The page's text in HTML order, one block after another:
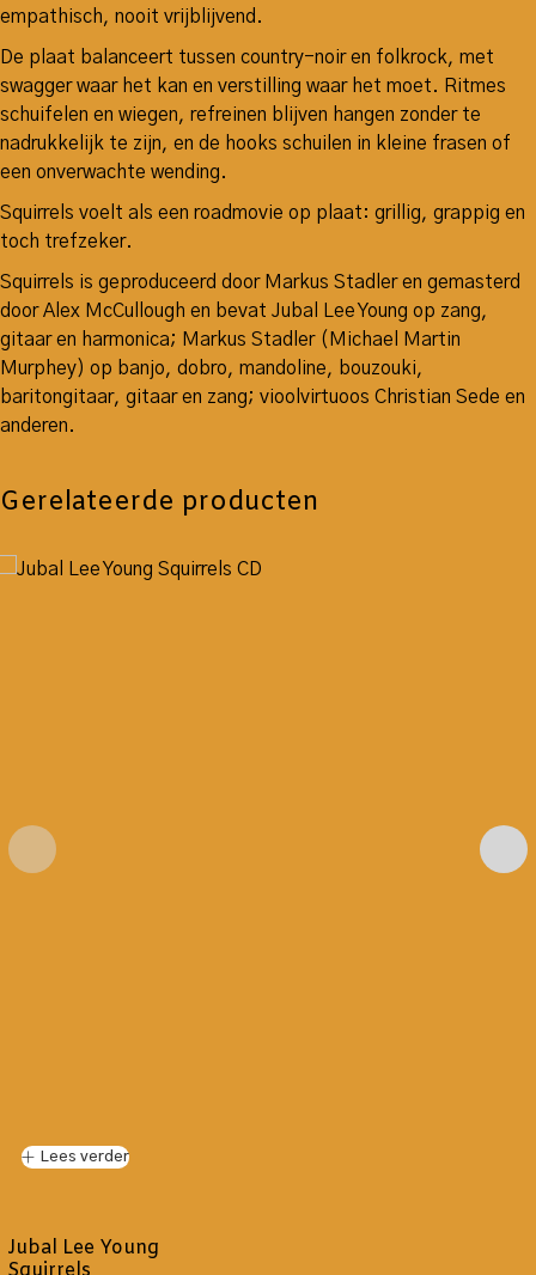
empathisch, nooit vrijblijvend.
De plaat balanceert tussen country-noir en folkrock, met
swagger waar het kan en verstilling waar het moet. Ritmes
schuifelen en wiegen, refreinen blijven hangen zonder te
nadrukkelijk te zijn, en de hooks schuilen in kleine frasen of
een onverwachte wending.
Squirrels voelt als een roadmovie op plaat: grillig, grappig en
toch trefzeker.
Squirrels is geproduceerd door Markus Stadler en gemasterd
door Alex McCullough en bevat Jubal Lee Young op zang,
gitaar en harmonica; Markus Stadler (Michael Martin
Murphey) op banjo, dobro, mandoline, bouzouki,
baritongitaar, gitaar en zang; vioolvirtuoos Christian Sede en
anderen.
Gerelateerde producten
Lees verder
Jubal Lee Young